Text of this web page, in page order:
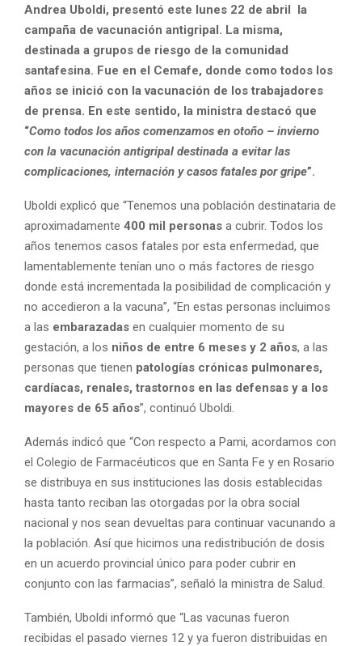
Andrea Uboldi, presentó este lunes 22 de abril la
campaña de vacunación antigripal. La misma,
destinada a grupos de riesgo de la comunidad
santafesina. Fue en el Cemafe, donde como todos los
años se inició con la vacunación de los trabajadores
de prensa. En este sentido, la ministra destacó que
“Como todos los años comenzamos en otoño – invierno
con la vacunación antigripal destinada a evitar las
complicaciones, internación y casos fatales por gripe”.
Uboldi explicó que “Tenemos una población destinataria de
aproximadamente 400 mil personas a cubrir. Todos los
años tenemos casos fatales por esta enfermedad, que
lamentablemente tenían uno o más factores de riesgo
donde está incrementada la posibilidad de complicación y
no accedieron a la vacuna”, “En estas personas incluimos
a las embarazadas en cualquier momento de su
gestación, a los niños de entre 6 meses y 2 años, a las
personas que tienen patologías crónicas pulmonares,
cardíacas, renales, trastornos en las defensas y a los
mayores de 65 años”, continuó Uboldi.
Además indicó que “Con respecto a Pami, acordamos con
el Colegio de Farmacéuticos que en Santa Fe y en Rosario
se distribuya en sus instituciones las dosis establecidas
hasta tanto reciban las otorgadas por la obra social
nacional y nos sean devueltas para continuar vacunando a
la población. Así que hicimos una redistribución de dosis
en un acuerdo provincial único para poder cubrir en
conjunto con las farmacias”, señaló la ministra de Salud.
También, Uboldi informó que “Las vacunas fueron
recibidas el pasado viernes 12 y ya fueron distribuidas en